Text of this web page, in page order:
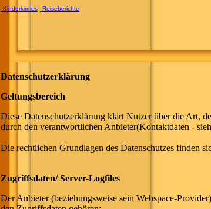
Kinderkirmes Reiseberichte
Datenschutzerklärung
Geltungsbereich
Diese Datenschutzerklärung klärt Nutzer über die Art,
durch den verantwortlichen Anbieter(Kontaktdaten -
Die rechtlichen Grundlagen des Datenschutzes finden
Zugriffsdaten/ Server-Logfiles
Der Anbieter (beziehungsweise sein Webspace-